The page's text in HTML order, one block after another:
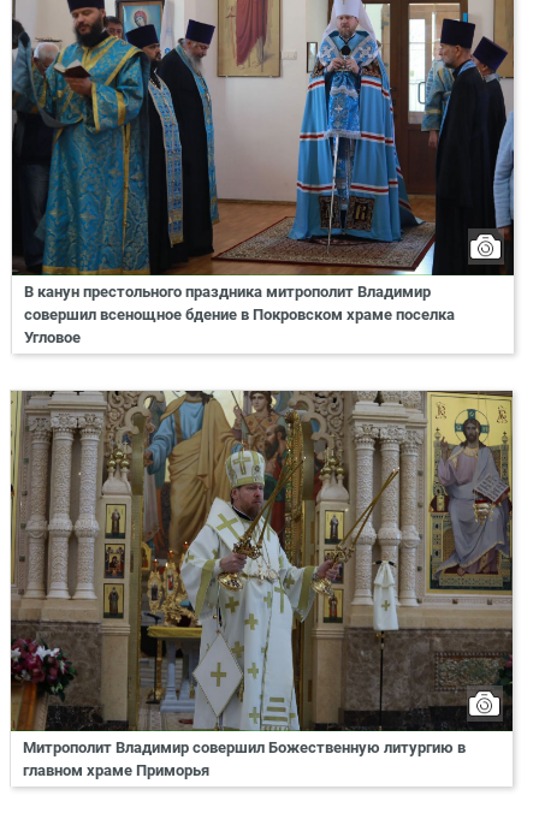
В канун престольного праздника митрополит Владимир
совершил всенощное бдение в Покровском храме поселка
Угловое
Митрополит Владимир совершил Божественную литургию в
главном храме Приморья